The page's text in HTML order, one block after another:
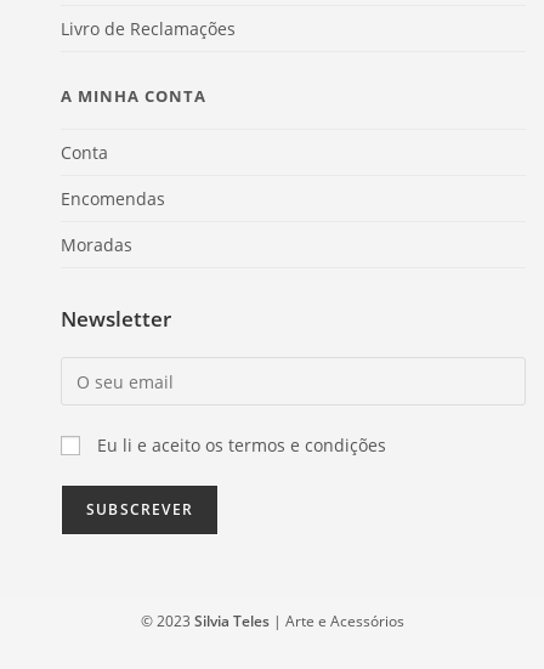
Livro de Reclamações
A MINHA CONTA
Conta
Encomendas
Moradas
Newsletter
Eu li e aceito os termos e condições
© 2023 Silvia Teles| Arte e Acessórios